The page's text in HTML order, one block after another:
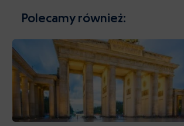
Polecamy również: